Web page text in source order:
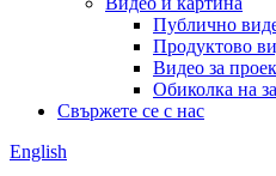
Публично
Продуктово
Видео за
Обиколка на
Свържете се с нас
English